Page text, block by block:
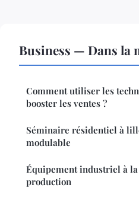
Business — Dans la
Comment utiliser les
booster les ventes ?
Séminaire résidentiel à
modulable
Équipement industriel à
production